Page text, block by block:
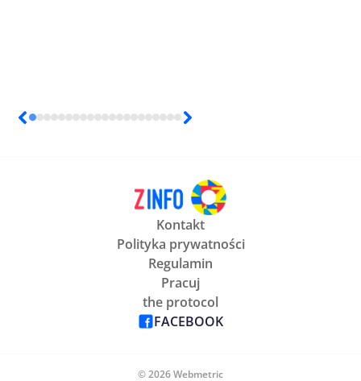
Kontakt
Polityka prywatności
Regulamin
Pracuj
the protocol
FACEBOOK
© 2026 Webmetric